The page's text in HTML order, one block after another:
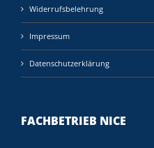
Widerrufsbelehrung
Impressum
Datenschutzerklärung
FACHBETRIEB NICE